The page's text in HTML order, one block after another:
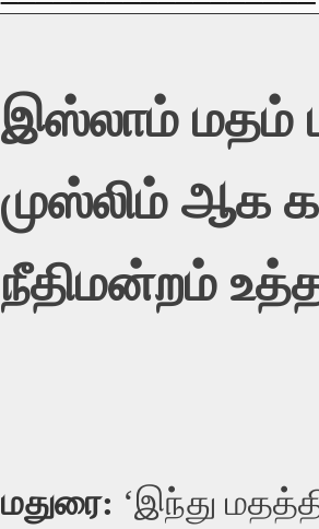
இஸ்லாம் மதம்
முஸ்லிம் ஆக
நீதிமன்றம்
மதுரை: ‘இந்து